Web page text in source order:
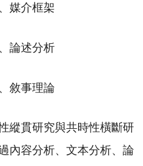
媒介框架
論述分析
敘事理論
貫研究與共時性橫斷研
內容分析、文本分析、論